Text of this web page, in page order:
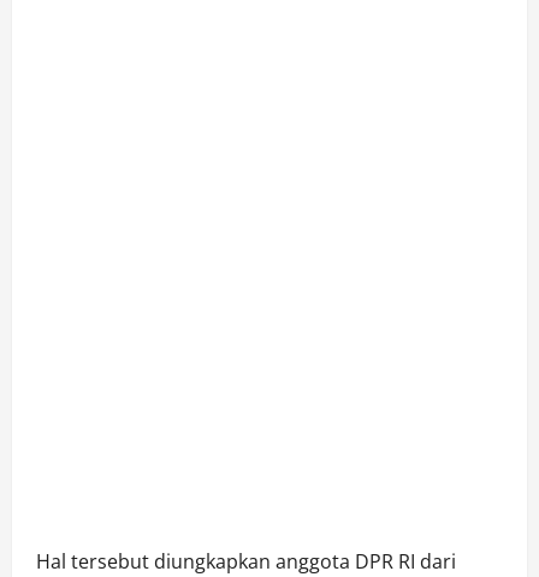
Hal tersebut diungkapkan anggota DPR RI dari